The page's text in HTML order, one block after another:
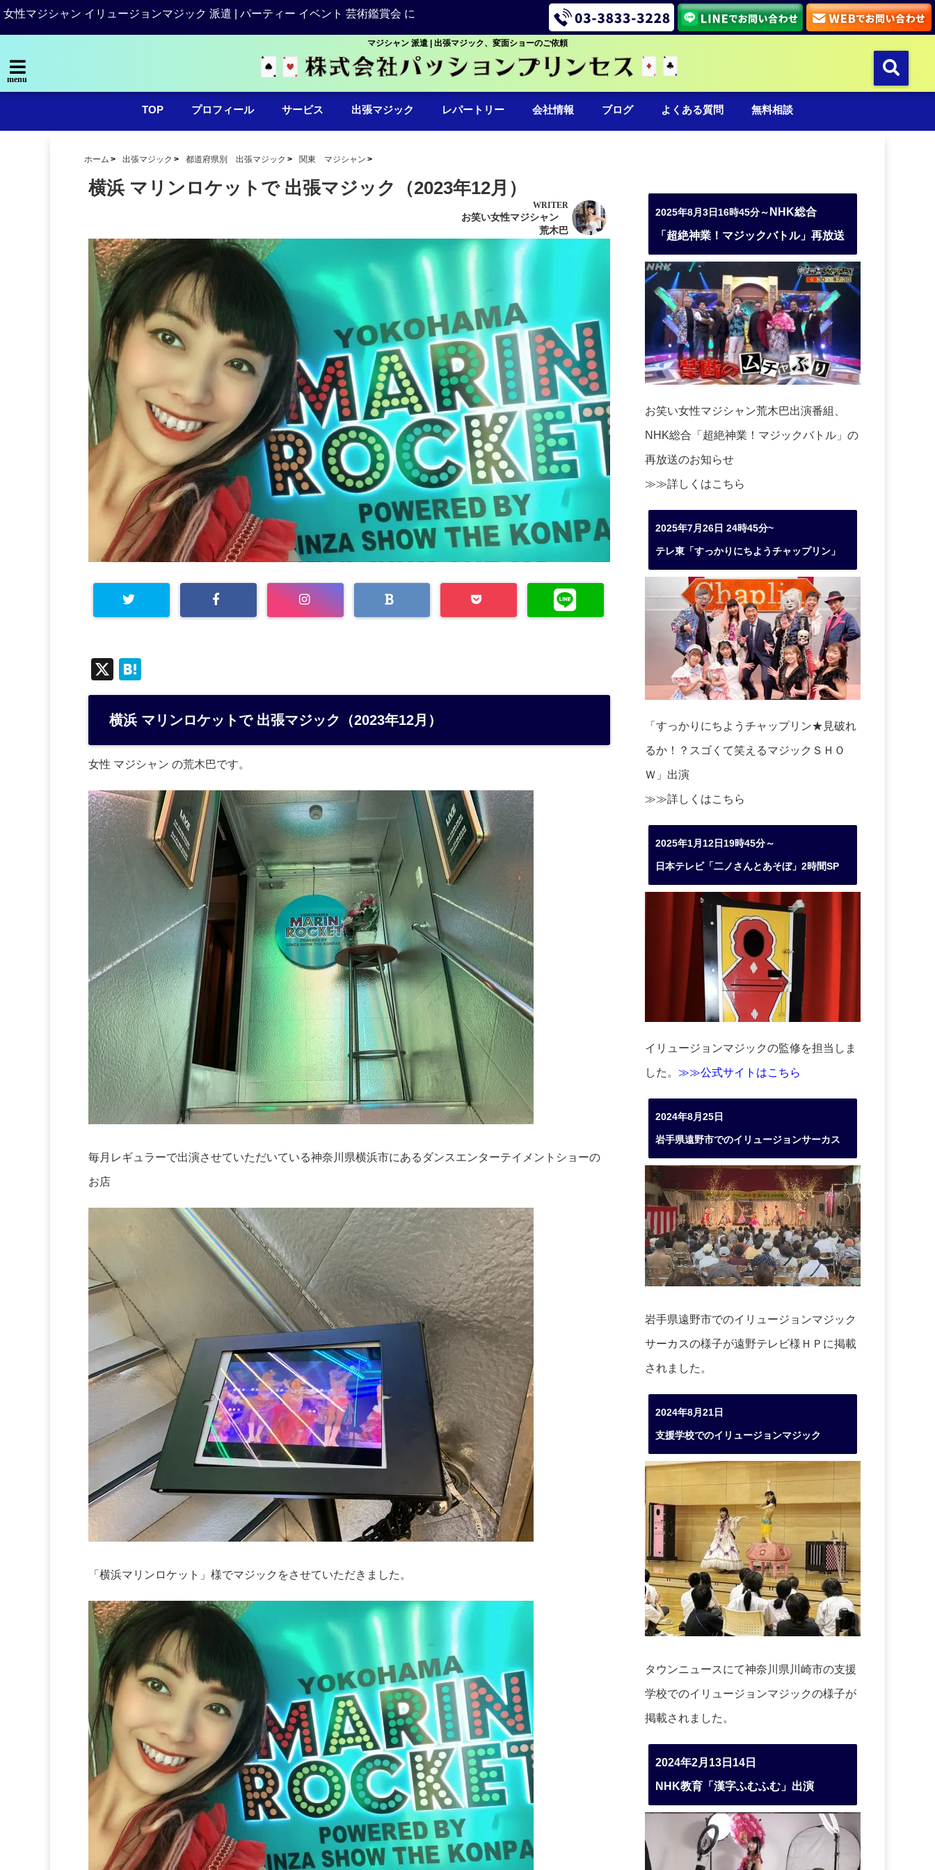
女性マジシャン イリュージョンマジック 派遣 | パーティー イベント 芸術鑑賞会 に
マジシャン 派遣 | 出張マジック、変面ショーのご依頼
menu
TOP プロフィール サービス 出張マジック レパートリー 会社情報 ブログ よくある質問 無料相談
ホーム 出張マジック 都道府県別 出張マジック 関東 マジシャン
横浜 マリンロケットで 出張マジック（2023年12月）
WRITER
お笑い女性マジシャン
荒木巴
X
at
e
a
横浜 マリンロケットで 出張マジック（2023年12月）
女性 マジシャン の荒木巴です。
毎月レギュラーで出演させていただいている神奈川県横浜市にあるダンスエンターテイメントショーの
お店
「横浜マリンロケット」様でマジックをさせていただきました。
2025年8月3日16時45分～ NHK総合
「超絶神業！マジックバトル」再放送
お笑い女性マジシャン荒木巴出演番組、
NHK総合「超絶神業！マジックバトル」の
再放送のお知らせ
≫≫詳しくはこちら
2025年7月26日 24時45分~
テレ東「すっかりにちようチャップリン」
「すっかりにちようチャップリン★見破れ
るか！？スゴくて笑えるマジックＳＨＯ
Ｗ」出演
≫≫詳しくはこちら
2025年1月12日19時45分～
日本テレビ「二ノさんとあそぼ」2時間SP
イリュージョンマジックの監修を担当しま
した。 ≫≫公式サイトはこちら
2024年8月25日
岩手県遠野市でのイリュージョンサーカス
岩手県遠野市でのイリュージョンマジック
サーカスの様子が遠野テレビ様ＨＰに掲載
されました。
2024年8月21日
支援学校でのイリュージョンマジック
タウンニュースにて神奈川県川崎市の支援
学校でのイリュージョンマジックの様子が
掲載されました。
2024年2月13日14日
NHK教育「漢字ふむふむ」出演